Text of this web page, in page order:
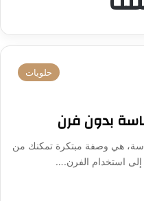
حلويات
بدون فرن
هي وصفة مبتكرة تمكنك من
إلى استخدام الفرن.…